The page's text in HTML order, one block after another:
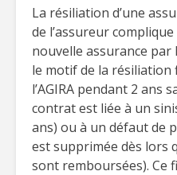
La résiliation d’une
de l’assureur
nouvelle assurance par
le motif de la résiliation
l’AGIRA pendant 2 ans
contrat est liée à un
ans) ou à un défaut de
est supprimée dès lors
sont remboursées). Ce